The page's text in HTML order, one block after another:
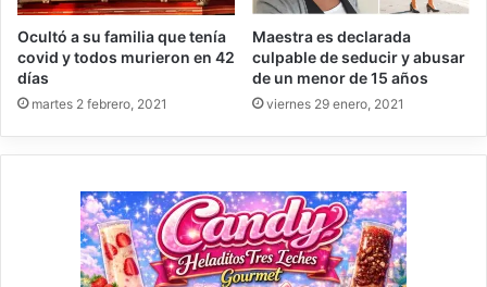
Ocultó a su familia que tenía
covid y todos murieron en 42
días
martes 2 febrero, 2021
Maestra es declarada
culpable de seducir y abusar
de un menor de 15 años
viernes 29 enero, 2021